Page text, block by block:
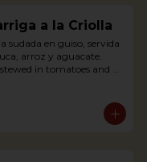
with rice and avocado
weekends and holidays)
a la Criolla
sudada en guiso, servida
arroz y aguacate.
in tomatoes and